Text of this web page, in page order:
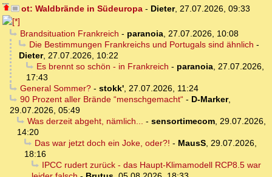
ot: Waldbrände in Südeuropa- Dieter, 27.07.2026, 09:33
Brandsituation Frankreich - paranoia, 27.07.2026, 10:08
Die Bestimmungen Frankreichs und Portugals sind ähnlich -
Dieter, 27.07.2026, 10:22
Es brennt so schön - in Frankreich - paranoia, 27.07.2026,
17:43
General Sommer?- stokk', 27.07.2026, 11:24
90 Prozent aller Brände “menschgemacht“- D-Marker,
29.07.2026, 05:49
Was derzeit abgeht, nämlich... - sensortimecom, 29.07.2026,
14:20
Das war jetzt doch ein Joke, oder?! - MausS, 29.07.2026,
18:16
IPCC rudert zurück - das Haupt-Klimamodell RCP8.5 war